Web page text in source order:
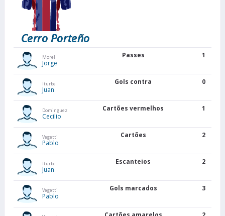
Cerro Porteño
Morel
Jorge
Passes 1
Iturbe
Juan
Gols contra 0
Dominguez
Cecilio
Cartões vermelhos 1
Vegetti
Pablo
Cartões 2
Iturbe
Juan
Escanteios 2
Vegetti
Pablo
Gols marcados 3